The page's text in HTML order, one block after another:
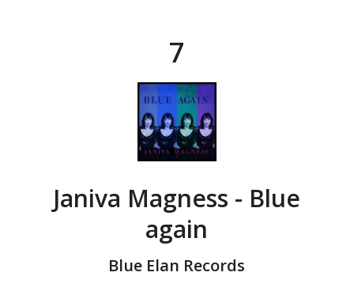
7
Janiva Magness - Blue
again
Blue Elan Records